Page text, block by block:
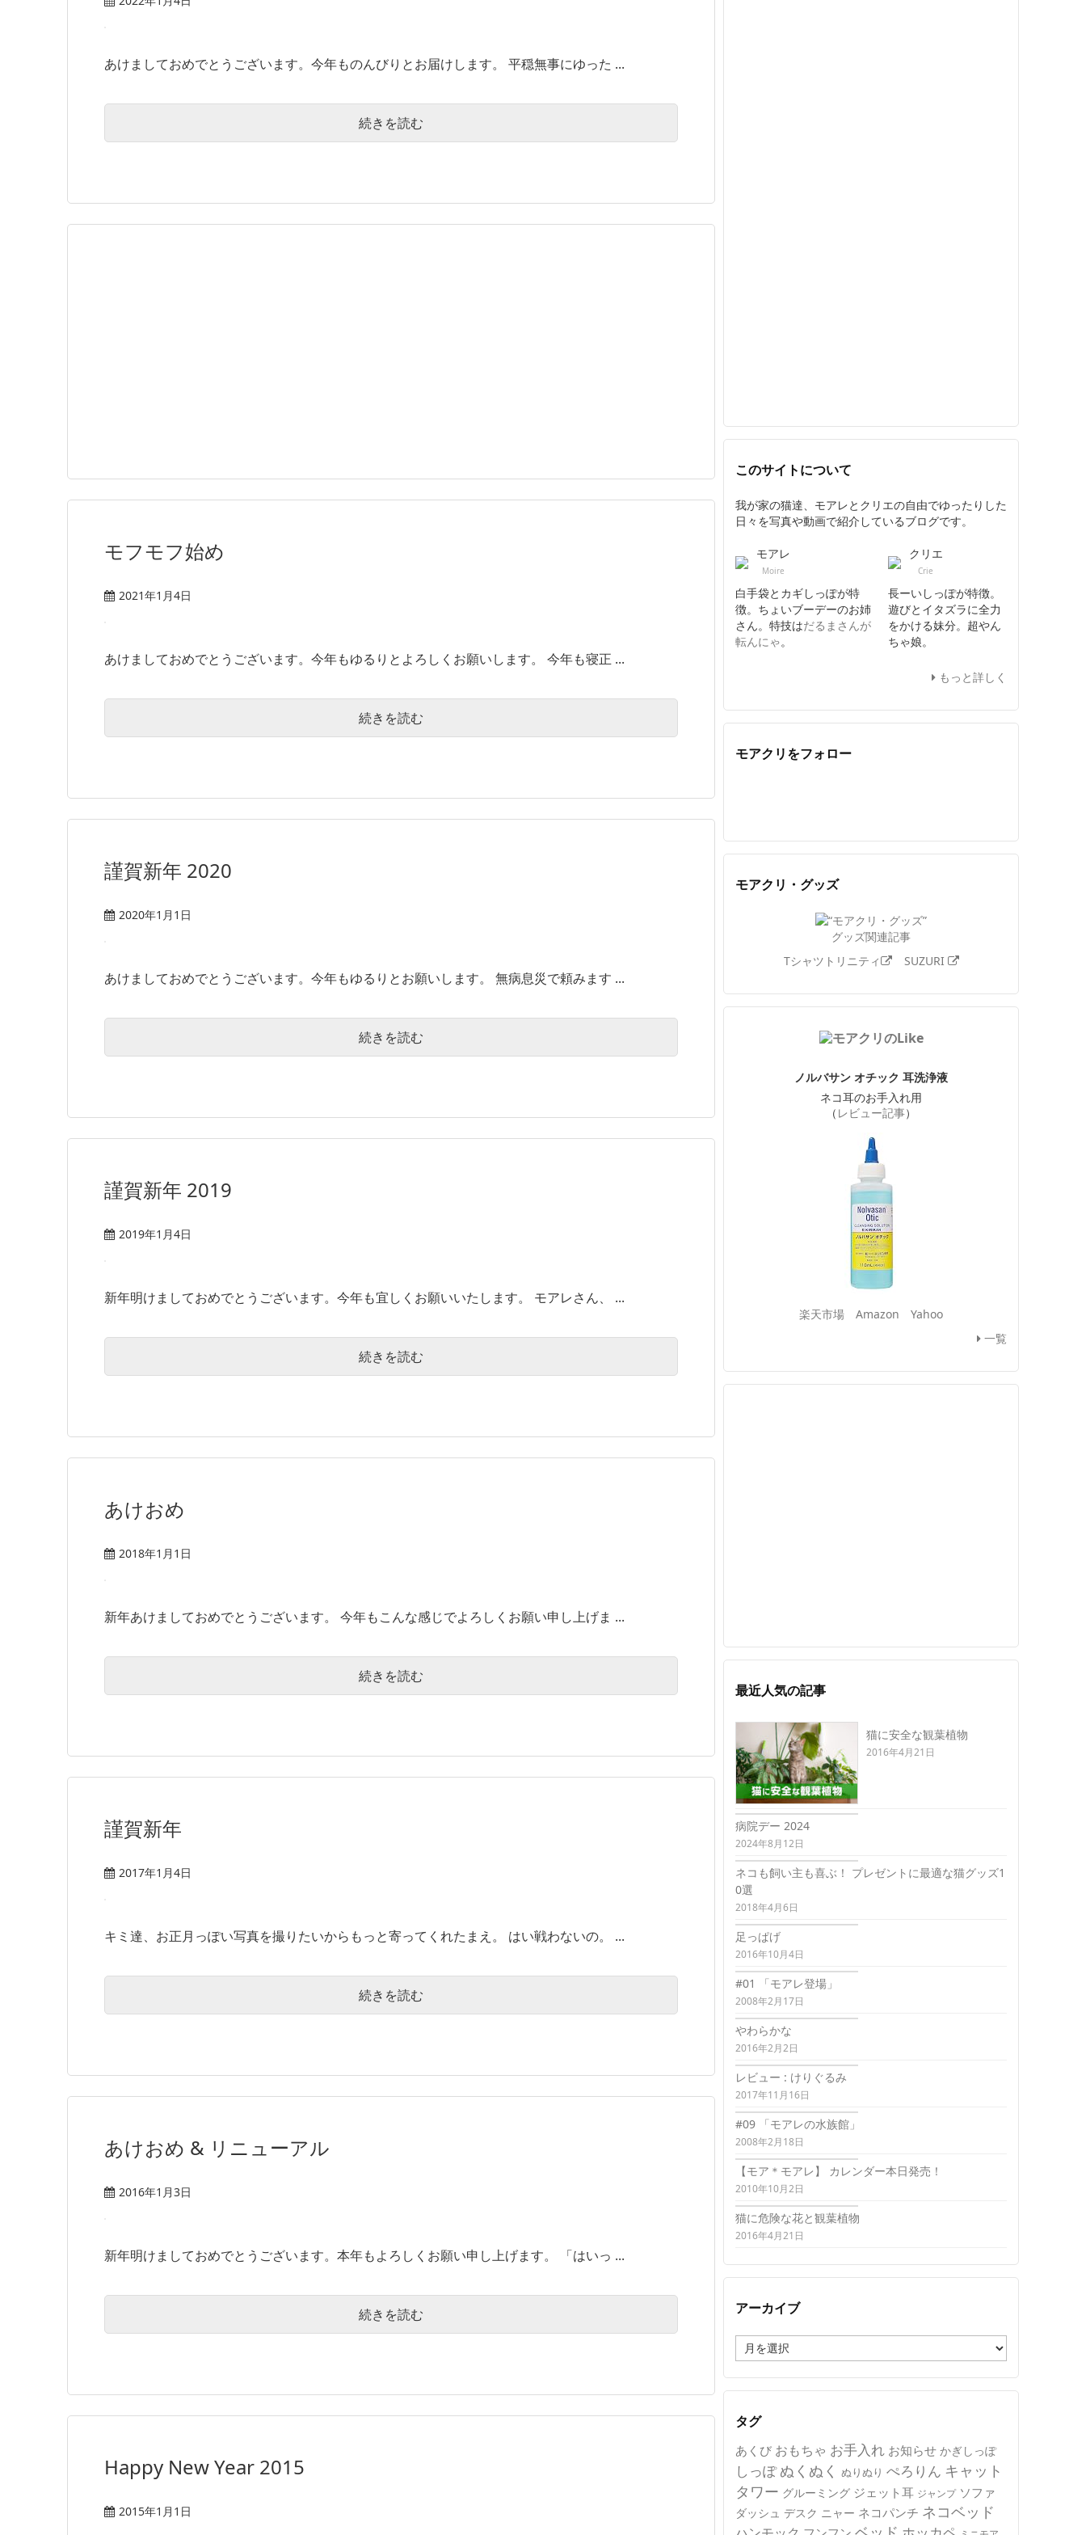
あけましておめでとうございます。今年ものんびりとお届けします。 平穏無事にゆった ...
続きを読む
モフモフ始め
2021年1月4日
あけましておめでとうございます。今年もゆるりとよろしくお願いします。 今年も寝正 ...
続きを読む
謹賀新年 2020
2020年1月1日
あけましておめでとうございます。今年もゆるりとお願いします。 無病息災で頼みます ...
続きを読む
謹賀新年 2019
2019年1月4日
新年明けましておめでとうございます。今年も宜しくお願いいたします。 モアレさん、 ...
続きを読む
あけおめ
2018年1月1日
新年あけましておめでとうございます。 今年もこんな感じでよろしくお願い申し上げま ...
続きを読む
謹賀新年
2017年1月4日
キミ達、お正月っぽい写真を撮りたいからもっと寄ってくれたまえ。 はい戦わないの。 ...
続きを読む
あけおめ & リニューアル
2016年1月3日
新年明けましておめでとうございます。本年もよろしくお願い申し上げます。 「はいっ ...
続きを読む
Happy New Year 2015
2015年1月1日
このサイトについて
我が家の猫達、モアレとクリエの自由でゆったりした
日々を写真や動画で紹介しているブログです。
モアレ
Moire
白手袋とカギしっぽが特
徴。ちょいブーデーのお姉
さん。特技はだるまさんが
転んにゃ。
クリエ
Crie
長ーいしっぽが特徴。
遊びとイタズラに全力
をかける妹分。超やん
ちゃ娘。
もっと詳しく
モアクリをフォロー
モアクリ・グッズ
グッズ関連記事
Tシャツトリニティ
SUZURI
ノルバサン オチック 耳洗浄液
ネコ耳のお手入れ用
（ レビュー記事）
楽天市場 Amazon
Yahoo
一覧
最近人気の記事
猫に安全な観葉植物
2016年4月21日
病院デー 2024
2024年8月12日
ネコも飼い主も喜ぶ！ プレゼントに最適な猫グッズ1
0選
2018年4月6日
足っぱげ
2016年10月4日
#01 「モアレ登場」
2008年2月17日
やわらかな
2016年2月2日
レビュー : けりぐるみ
2017年11月16日
#09 「モアレの水族館」
2008年2月18日
【モア＊モアレ】 カレンダー本日発売！
2010年10月2日
猫に危険な花と観葉植物
2016年4月21日
アーカイブ
ー
カ
イ
タグ
あくび おもちゃ お手入れ お知らせ かぎしっぽ
しっぽ ぬくぬく ぬりぬり ぺろりん キャット
タワー グルーミング ジェット耳 ジャンプ ソファ
ダッシュ デスク ニャー ネコパンチ ネコベッド